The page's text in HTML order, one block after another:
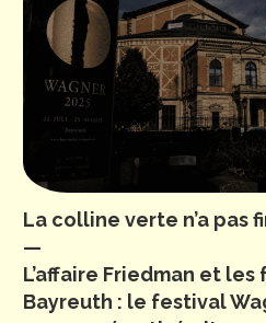
La colline verte n’a pas
—
L’affaire Friedman et
Bayreuth : le festival